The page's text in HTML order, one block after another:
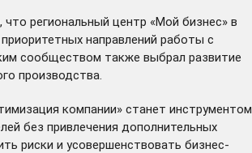
региональный центр «Мой бизнес» в
направлений работы с
сообществом также выбрал развитие
производства.
компании» станет инструментом
без привлечения дополнительных
риски и усовершенствовать бизнес-